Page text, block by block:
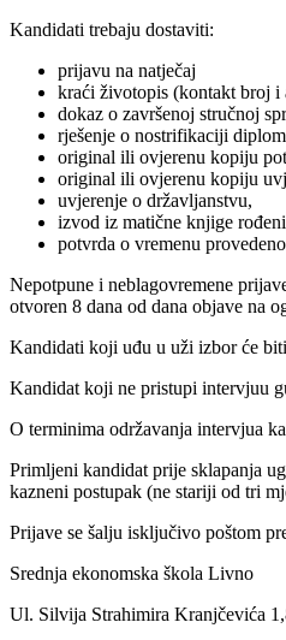
Kandidati trebaju dostaviti:
prijavu na natječaj
kraći životopis (kontakt broj i
dokaz o završenoj stručnoj
rješenje o nostrifikaciji
original ili ovjerenu kopiju
original ili ovjerenu kopiju
uvjerenje o državljanstvu,
izvod iz matične knjige
potvrda o vremenu
Nepotpune i neblagovremene
otvoren 8 dana od dana objave na
Kandidati koji uđu u uži izbor će
Kandidat koji ne pristupi intervjuu
O terminima održavanja intervjua
Primljeni kandidat prije sklapanja
kazneni postupak (ne stariji od tri
Prijave se šalju isključivo poštom
Srednja ekonomska škola Livno
Ul. Silvija Strahimira Kranjčevića